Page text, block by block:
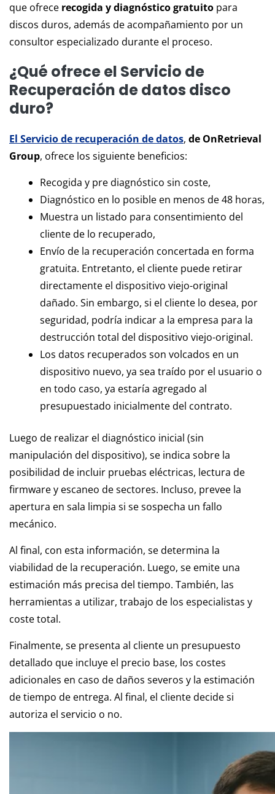
que ofrece recogida y diagnóstico gratuito para
discos duros, además de acompañamiento por un
consultor especializado durante el proceso.
¿Qué ofrece el Servicio de
Recuperación de datos disco
duro?
El Servicio de recuperación de datos, de OnRetrieval
Group, ofrece los siguiente beneficios:
Recogida y pre diagnóstico sin coste,
Diagnóstico en lo posible en menos de 48 horas,
Muestra un listado para consentimiento del
cliente de lo recuperado,
Envío de la recuperación concertada en forma
gratuita. Entretanto, el cliente puede retirar
directamente el dispositivo viejo-original
dañado. Sin embargo, si el cliente lo desea, por
seguridad, podría indicar a la empresa para la
destrucción total del dispositivo viejo-original.
Los datos recuperados son volcados en un
dispositivo nuevo, ya sea traído por el usuario o
en todo caso, ya estaría agregado al
presupuestado inicialmente del contrato.
Luego de realizar el diagnóstico inicial (sin
manipulación del dispositivo), se indica sobre la
posibilidad de incluir pruebas eléctricas, lectura de
firmware y escaneo de sectores. Incluso, prevee la
apertura en sala limpia si se sospecha un fallo
mecánico.
Al final, con esta información, se determina la
viabilidad de la recuperación. Luego, se emite una
estimación más precisa del tiempo. También, las
herramientas a utilizar, trabajo de los especialistas y
coste total.
Finalmente, se presenta al cliente un presupuesto
detallado que incluye el precio base, los costes
adicionales en caso de daños severos y la estimación
de tiempo de entrega. Al final, el cliente decide si
autoriza el servicio o no.